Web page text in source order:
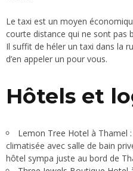
Le taxi est un moyen
courte distance qui ne sont pas
Il suffit de héler un taxi dans la
d’en appeler un pour vous.
Hôtels et
Lemon Tree Hotel à Thamel
climatisée avec salle de bain
hôtel sympa juste au bord de